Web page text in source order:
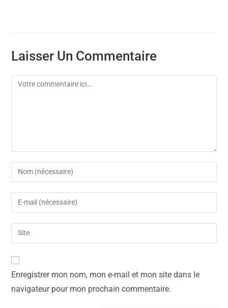
Laisser Un Commentaire
Enregistrer mon nom, mon e-mail et mon site dans le
navigateur pour mon prochain commentaire.